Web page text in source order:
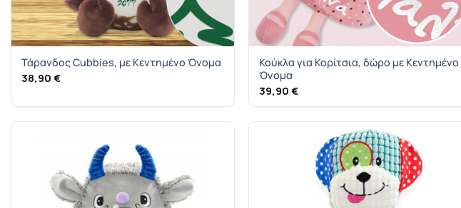
Τάρανδος Cubbies, με Κεντημένο Όνομα
38,90 €
Κούκλα για Κορίτσια, δώρο με Κεντημένο
Όνομα
39,90€